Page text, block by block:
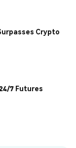
Crypto
7 Futures